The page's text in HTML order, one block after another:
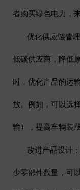
者购买绿色电力，
优化供应链管理
低碳供应商，降低
时，优化产品的运
放。例如，可以选
输），提高车辆装
改进产品设计
少零部件数量，可